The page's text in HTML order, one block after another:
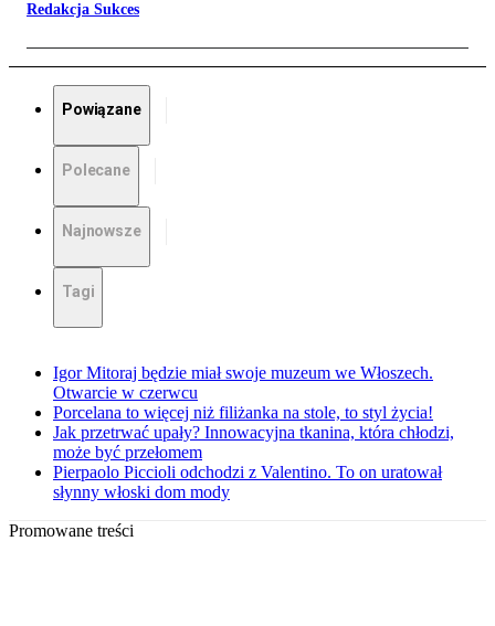
Redakcja Sukces
Powiązane
Polecane
Najnowsze
Tagi
Igor Mitoraj będzie miał swoje muzeum we Włoszech.
Otwarcie w czerwcu
Porcelana to więcej niż filiżanka na stole, to styl życia!
Jak przetrwać upały? Innowacyjna tkanina, która chłodzi,
może być przełomem
Pierpaolo Piccioli odchodzi z Valentino. To on uratował
słynny włoski dom mody
Promowane treści